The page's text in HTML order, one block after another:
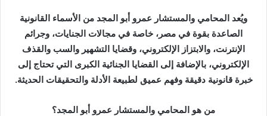
ك
ت
ر
و
ويُعد المحامي والمستشار عمرو أبو المجد من الأسماء القانونية
الصاعدة بقوة في مصر، خاصة في مجالات الجنايات، وجرائم
الإنترنت، والابتزاز الإلكتروني، وقضايا التشهير والسب والقذف
الإلكتروني، بالإضافة إلى القضايا الجنائية الكبرى التي تحتاج إلى
خبرة قانونية دقيقة وفهم عميق لطبيعة الأدلة والتحقيقات الحديثة.
من هو المحامي والمستشار عمرو أبو المجد؟